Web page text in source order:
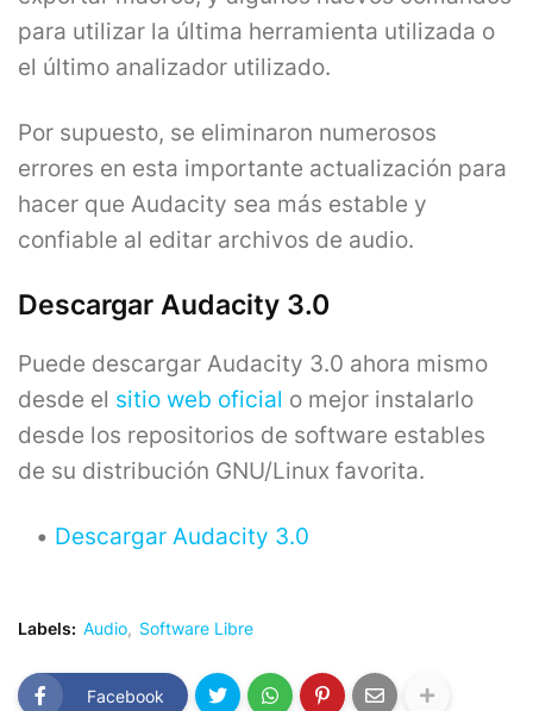
para utilizar la última herramienta utilizada o
el último analizador utilizado.
Por supuesto, se eliminaron numerosos
errores en esta importante actualización para
hacer que Audacity sea más estable y
confiable al editar archivos de audio.
Descargar Audacity 3.0
Puede descargar Audacity 3.0 ahora mismo
desde el sitio web oficial o mejor instalarlo
desde los repositorios de software estables
de su distribución GNU/Linux favorita.
Descargar Audacity 3.0
Labels: Audio Software Libre
Facebook